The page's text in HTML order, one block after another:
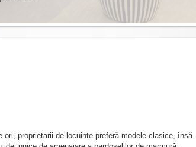
ori, proprietarii de locuințe preferă modele clasice, însă